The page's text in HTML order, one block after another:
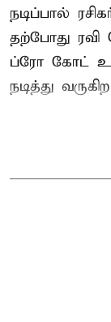
நடிப்பால்
தற்போது
ப்ரோ கோட்
நடித்து